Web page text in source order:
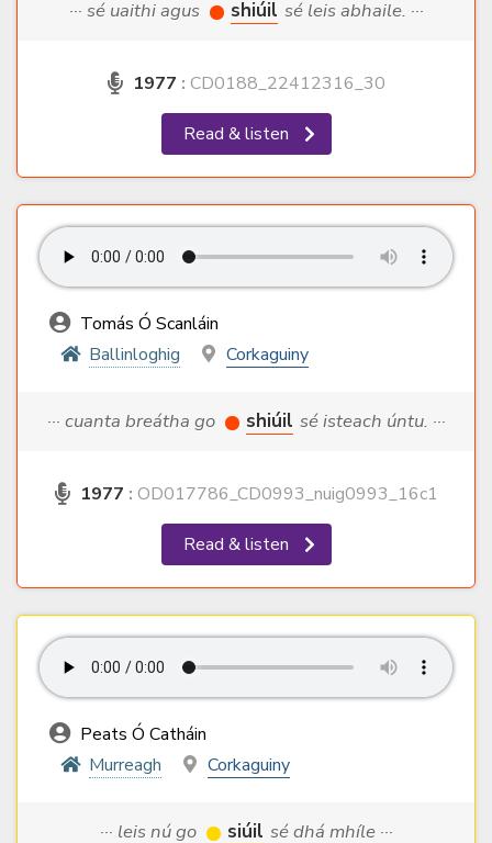
··· sé uaithi agus shiúil sé leis abhaile. ···
1977 : CD0188_22412316_30
Read & listen
Tomás Ó Scanláin
Ballinloghig
Corkaguiny
··· cuanta breátha go shiúil sé isteach úntu. ···
1977 : OD017786_CD0993_nuig0993_16c1
Read & listen
Peats Ó Catháin
Murreagh
Corkaguiny
··· leis nú go siúil sé dhá mhíle ···